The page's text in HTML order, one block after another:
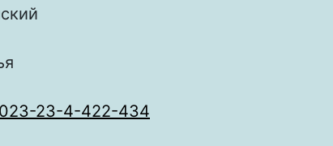
23-4-422-434